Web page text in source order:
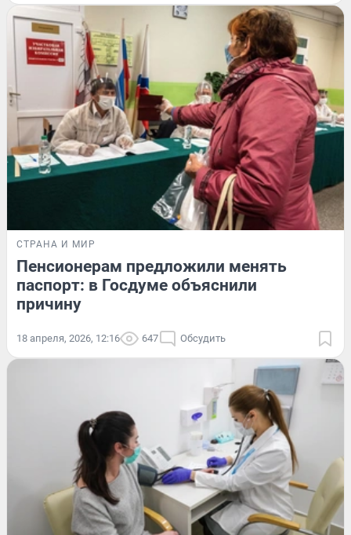
СТРАНА И МИР
Пенсионерам предложили менять
паспорт: в Госдуме объяснили
причину
18 апреля, 2026, 12:16 647 Обсудить